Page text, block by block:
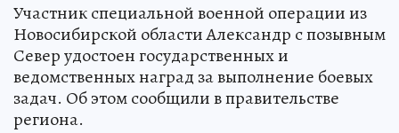
Участник специальной военной операции из
Новосибирской области Александр с позывным
Север удостоен государственных и
ведомственных наград за выполнение боевых
задач. Об этом сообщили в правительстве
региона.